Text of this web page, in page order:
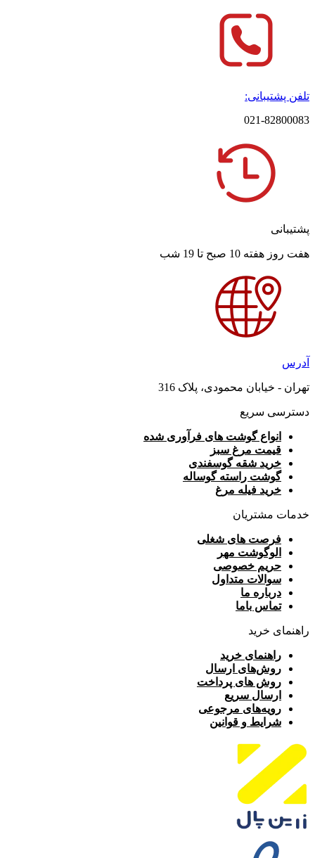
تلفن پشتیبانی:
021-82800083
پشتیبانی
هفت روز هفته 10 صبح تا 19 شب
آدرس
تهران - خیابان محمودی، پلاک 316
دسترسی سریع
انواع گوشت های فرآوری شده
قیمت مرغ سبز
خرید شقه گوسفندی
گوشت راسته گوساله
خرید فیله مرغ
خدمات مشتریان
فرصت های شغلی
الوگوشت مهر
حریم خصوصی
سوالات متداول
درباره ما
تماس باما
راهنمای خرید
راهنمای خرید
روش‌های ارسال
روش های پرداخت
ارسال سریع
رویه‌های مرجوعی
شرایط و قوانین